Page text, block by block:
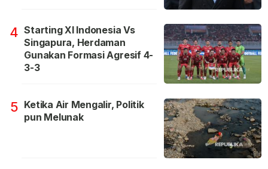
4 Starting XI Indonesia Vs
Singapura, Herdaman
Gunakan Formasi Agresif 4-
3-3
5 Ketika Air Mengalir, Politik
pun Melunak